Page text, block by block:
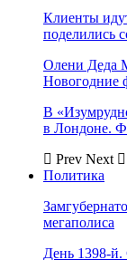
Клиенты
поделились
Олени Деда
Новогодние
В
в Лондоне.
Prev Next
Политика
мегаполиса
День 1398-й.